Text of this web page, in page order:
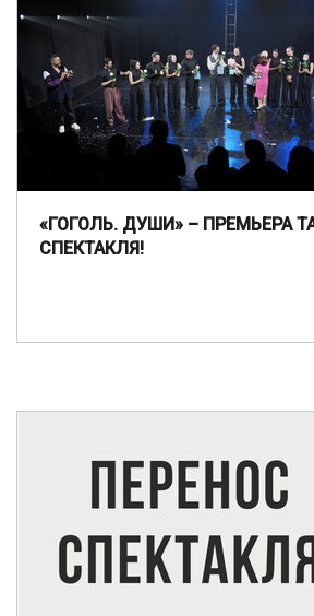
«ГОГОЛЬ. ДУШИ» – ПРЕМЬЕРА
СПЕКТАКЛЯ!